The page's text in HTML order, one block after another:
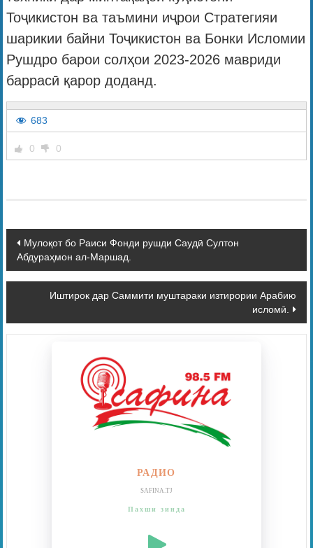
Тоҷикистон ва таъмини иҷрои Стратегияи
шарикии байни Тоҷикистон ва Бонки Исломии
Рушдро барои солҳои 2023-2026 мавриди
баррасӣ қарор доданд.
683
0 0
Мулоқот бо Раиси Фонди рушди Саудӣ Султон
Абдураҳмон ал-Маршад.
Иштирок дар Саммити муштараки изтирории Арабию
исломӣ.
РАДИО
SAFINA.TJ
Пахши зинда